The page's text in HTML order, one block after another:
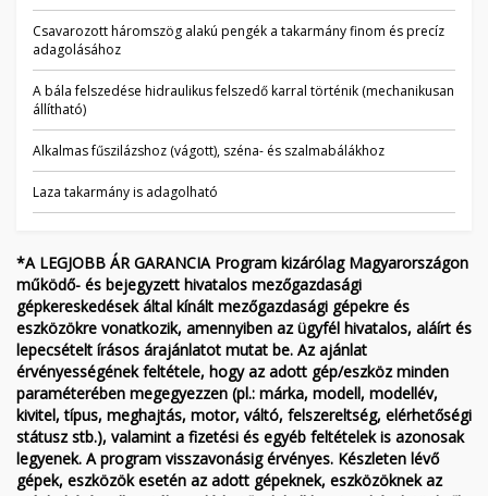
Csavarozott háromszög alakú pengék a takarmány finom és precíz
adagolásához
A bála felszedése hidraulikus felszedő karral történik (mechanikusan
állítható)
Alkalmas fűszilázshoz (vágott), széna- és szalmabálákhoz
Laza takarmány is adagolható
*A LEGJOBB ÁR GARANCIA Program kizárólag Magyarországon
működő- és bejegyzett hivatalos mezőgazdasági
gépkereskedések által kínált mezőgazdasági gépekre és
eszközökre vonatkozik, amennyiben az ügyfél hivatalos, aláírt és
lepecsételt írásos árajánlatot mutat be. Az ajánlat
érvényességének feltétele, hogy az adott gép/eszköz minden
paraméterében megegyezzen (pl.: márka, modell, modellév,
kivitel, típus, meghajtás, motor, váltó, felszereltség, elérhetőségi
státusz stb.), valamint a fizetési és egyéb feltételek is azonosak
legyenek. A program visszavonásig érvényes. Készleten lévő
gépek, eszközök esetén az adott gépeknek, eszközöknek az